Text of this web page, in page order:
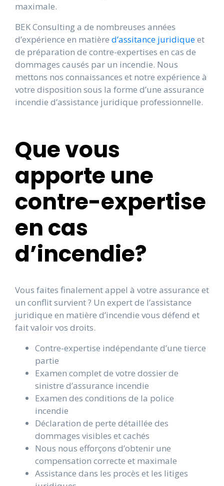
maximale.
BEK Consulting a de nombreuses années
d’expérience en matière d’assitance juridiqueet
de préparation de contre-expertises en cas de
dommages causés par un incendie. Nous
mettons nos connaissances et notre expérience à
votre disposition sous la forme d’une assurance
incendie d’assistance juridique professionnelle.
Que vous
apporte une
contre-expertise
en cas
d’incendie?
Vous faites finalement appel à votre assurance et
un conflit survient ? Un expert de l’assistance
juridique en matière d’incendie vous défend et
fait valoir vos droits.
Contre-expertise indépendante d’une tierce
partie
Examen complet de votre dossier de
sinistre d’assurance incendie
Examen des conditions de la police
incendie
Déclaration de perte détaillée des
dommages visibles et cachés
Nous nous efforçons d’obtenir une
compensation correcte et maximale
Assistance dans les procès et les litiges